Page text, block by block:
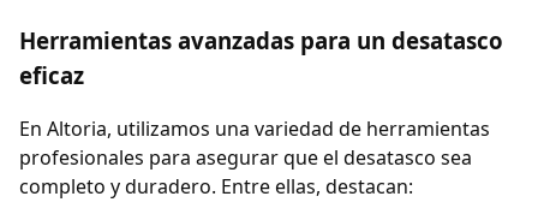
Herramientas avanzadas para un desatasco
eficaz
En Altoria, utilizamos una variedad de herramientas
profesionales para asegurar que el desatasco sea
completo y duradero. Entre ellas, destacan: